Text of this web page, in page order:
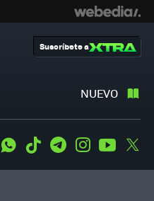
NUEVO
Suscríbete a
WhatsApp
Tiktok TelegramInstagramYoutube